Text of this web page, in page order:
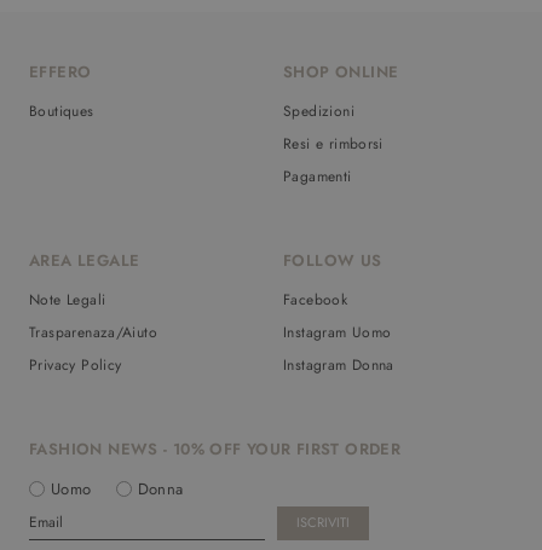
EFFERO
Boutiques
SHOP ONLINE
Spedizioni
Resi e rimborsi
Pagamenti
AREA LEGALE
Note Legali
Trasparenaza/Aiuto
Privacy Policy
FOLLOW US
Facebook
Instagram Uomo
Instagram Donna
FASHION NEWS - 10% OFF YOUR FIRST ORDER
Uomo
Donna